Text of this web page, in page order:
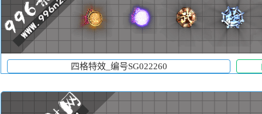
四格特效_编号SG022260